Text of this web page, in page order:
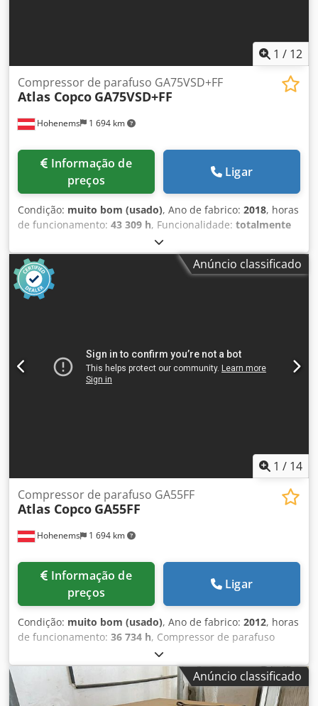
1 / 12
Hohenems 1 694 km
Compressor de parafuso GA75VSD+FF
Atlas Copco GA75VSD+FF
preços
Ligar
Condição: muito bom (usado), Ano de fabrico: 2018, horas
de funcionamento: 43 309 h, Funcionalidade: totalmente
, Compressor de parafusos Atlas Copco
GA75VSD+FF Inversor e secador integrados 75 kW 12,75 bar
Cjdpszp Urwofx Acnorf 15,50 m3/min Ano de fabricação:
2018 Horas de funcionamento: 43.309
Anúncio classificado
1 / 14
Hohenems 1 694 km
Compressor de parafuso GA55FF
Atlas Copco GA55FF
preços
Ligar
Condição: muito bom (usado), Ano de fabrico: 2012, horas
de funcionamento: 36 734 h, Compressor de parafuso
Atlas Copco GA55FF Secador integrado 55 kW 9,80 bar 8,87
m3/min Ano de fabricação: 2012 Cjdpszphrwefx Acnorf
Horas de funcionamento: 36.734
Anúncio classificado